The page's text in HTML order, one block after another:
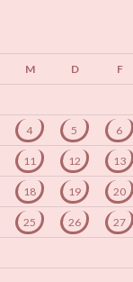
M D F
4 5 6
11 12 13
18 19 20
25 26 27